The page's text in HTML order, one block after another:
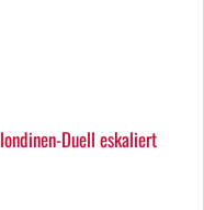
Duell eskaliert